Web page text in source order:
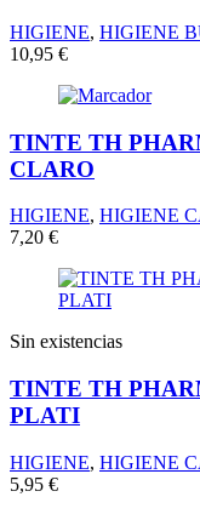
HIGIENE, HIGIENE
10,95 €
TINTE TH
CLARO
HIGIENE, HIGIENE
7,20 €
Sin existencias
TINTE TH
PLATI
HIGIENE, HIGIENE
5,95 €